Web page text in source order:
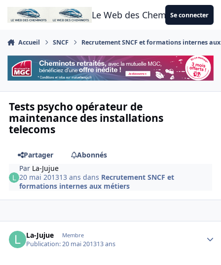
Aller au contenu
Le Web des CheminotsSe connecter
Accueil SNCF Recrutement SNCF et formations internes
Tests psycho opérateur de
maintenance des installations
telecoms
Partager
Abonnés
Par La-Jujue
20 mai 201313 ans dans Recrutement SNCF et
formations internes aux métiers
La-Jujue Membre
Publication:20 mai 201313 ans